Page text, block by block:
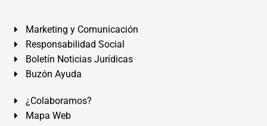
Marketing y Comunicación
Responsabilidad Social
Boletín Noticias Jurídicas
Buzón Ayuda
¿Colaboramos?
Mapa Web